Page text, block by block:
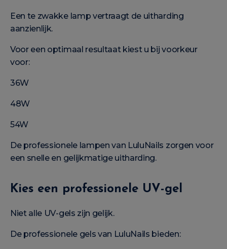
Een te zwakke lamp vertraagt de uitharding
aanzienlijk.
Voor een optimaal resultaat kiest u bij voorkeur
voor:
36W
48W
54W
De professionele lampen van LuluNails zorgen voor
een snelle en gelijkmatige uitharding.
Kies een professionele UV-gel
Niet alle UV-gels zijn gelijk.
De professionele gels van LuluNails bieden: